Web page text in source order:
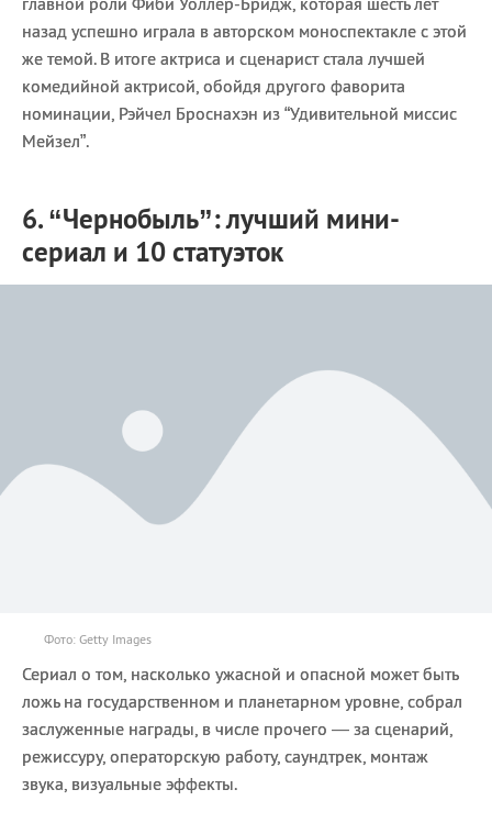
назад успешно играла в авторском моноспектакле с этой
же темой. В итоге актриса и сценарист стала лучшей
комедийной актрисой, обойдя другого фаворита
номинации, Рэйчел Броснахэн из “Удивительной миссис
Мейзел”.
6. “Чернобыль”: лучший мини-
сериал и 10 статуэток
Фото: Getty Images
Сериал о том, насколько ужасной и опасной может быть
ложь на государственном и планетарном уровне, собрал
заслуженные награды, в числе прочего — за сценарий,
режиссуру, операторскую работу, саундтрек, монтаж
звука, визуальные эффекты.